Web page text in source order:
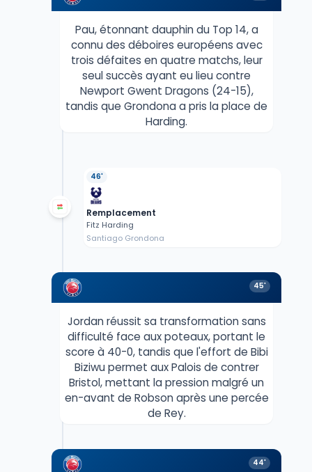
Pau, étonnant dauphin du Top 14, a
connu des déboires européens avec
trois défaites en quatre matchs, leur
seul succès ayant eu lieu contre
Newport Gwent Dragons (24-15),
tandis que Grondona a pris la place de
Harding.
46'
Remplacement
Fitz Harding
Santiago Grondona
45'
Jordan réussit sa transformation sans
difficulté face aux poteaux, portant le
score à 40-0, tandis que l'effort de Bibi
Biziwu permet aux Palois de contrer
Bristol, mettant la pression malgré un
en-avant de Robson après une percée
de Rey.
44'